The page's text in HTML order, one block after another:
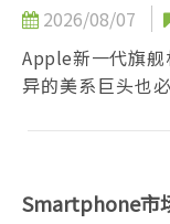
2026/08/07
Apple新一代旗
异的美系巨头也
峻。这波成本风
Smartphone市